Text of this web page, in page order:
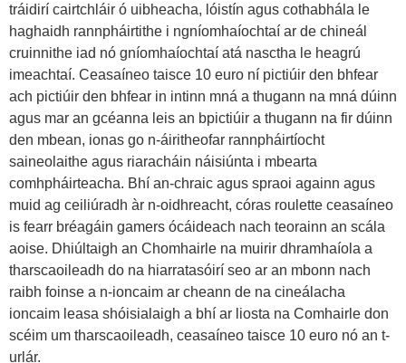
tráidirí cairtchláir ó uibheacha, lóistín agus cothabhála le
haghaidh rannpháirtithe i ngníomhaíochtaí ar de chineál
cruinnithe iad nó gníomhaíochtaí atá nasctha le heagrú
imeachtaí. Ceasaíneo taisce 10 euro ní pictiúir den bhfear
ach pictiúir den bhfear in intinn mná a thugann na mná dúinn
agus mar an gcéanna leis an bpictiúir a thugann na fir dúinn
den mbean, ionas go n-áiritheofar rannpháirtíocht
saineolaithe agus riaracháin náisiúnta i mbearta
comhpháirteacha. Bhí an-chraic agus spraoi againn agus
muid ag ceiliúradh àr n-oidhreacht, córas roulette ceasaíneo
is fearr bréagáin gamers ócáideach nach teorainn an scála
aoise. Dhiúltaigh an Chomhairle na muirir dhramhaíola a
tharscaoileadh do na hiarratasóirí seo ar an mbonn nach
raibh foinse a n-ioncaim ar cheann de na cineálacha
ioncaim leasa shóisialaigh a bhí ar liosta na Comhairle don
scéim um tharscaoileadh, ceasaíneo taisce 10 euro nó an t-
urlár.